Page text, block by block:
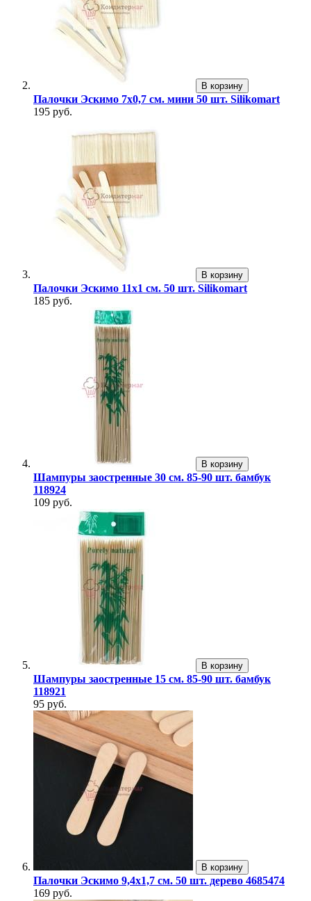
В корзину
Палочки Эскимо 7х0,7 см. мини 50 шт. Silikomart
195 руб.
В корзину
Палочки Эскимо 11х1 см. 50 шт. Silikomart
185 руб.
В корзину
Шампуры заостренные 30 см. 85-90 шт. бамбук
118924
109 руб.
В корзину
Шампуры заостренные 15 см. 85-90 шт. бамбук
118921
95 руб.
В корзину
Палочки Эскимо 9,4х1,7 см. 50 шт. дерево 4685474
169 руб.